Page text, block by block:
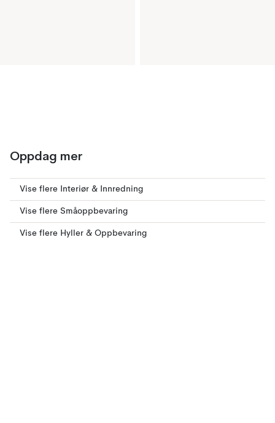
Oppdag mer
Vise flere Interiør & Innredning
Vise flere Småoppbevaring
Vise flere Hyller & Oppbevaring